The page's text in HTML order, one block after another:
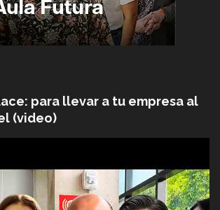
para llevar a tu empresa al
(video)